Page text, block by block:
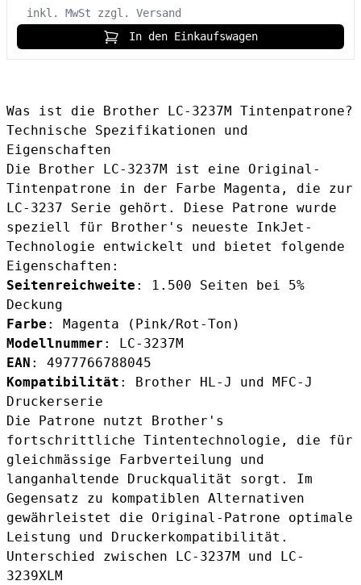
inkl. MwSt
zzgl. Versand
In den Einkaufswagen
Was ist die Brother LC-3237M Tintenpatrone?
Technische Spezifikationen und
Eigenschaften
Die Brother LC-3237M ist eine Original-
Tintenpatrone in der Farbe Magenta, die zur
LC-3237 Serie gehört. Diese Patrone wurde
speziell für Brother's neueste InkJet-
Technologie entwickelt und bietet folgende
Eigenschaften:
Seitenreichweite : 1.500 Seiten bei 5%
Deckung
Farbe : Magenta (Pink/Rot-Ton)
Modellnummer : LC-3237M
EAN : 4977766788045
Kompatibilität : Brother HL-J und MFC-J
Druckerserie
Die Patrone nutzt Brother's
fortschrittliche Tintentechnologie, die für
gleichmässige Farbverteilung und
langanhaltende Druckqualität sorgt. Im
Gegensatz zu kompatiblen Alternativen
gewährleistet die Original-Patrone optimale
Leistung und Druckerkompat­ibilität.
Unterschied zwischen LC-3237M und LC-
3239XLM